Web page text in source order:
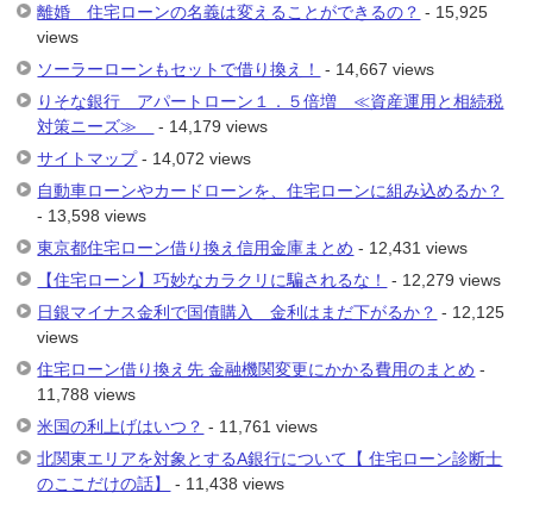
離婚 住宅ローンの名義は変えることができるの？ - 15,925
views
ソーラーローンもセットで借り換え！
- 14,667 views
りそな銀行 アパートローン１．５倍増 ≪資産運用と相続税
対策ニーズ≫
- 14,179 views
サイトマップ- 14,072 views
自動車ローンやカードローンを、住宅ローンに組み込めるか？
- 13,598 views
東京都住宅ローン借り換え信用金庫まとめ - 12,431 views
【住宅ローン】巧妙なカラクリに騙されるな！
- 12,279 views
日銀マイナス金利で国債購入 金利はまだ下がるか？ - 12,125
views
住宅ローン借り換え先 金融機関変更にかかる費用のまとめ -
11,788 views
米国の利上げはいつ？ - 11,761 views
北関東エリアを対象とするA銀行について【 住宅ローン診断士
のここだけの話】
- 11,438 views